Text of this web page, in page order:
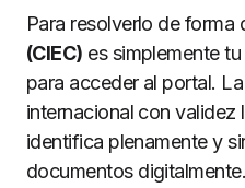
Para resolverlo de forma
(CIEC) es simplemente
para acceder al portal. La
internacional con validez
identifica plenamente y
documentos